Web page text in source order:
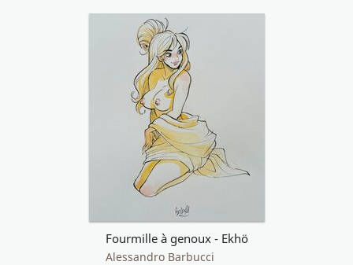
Fourmille à genoux - Ekhö
Alessandro Barbucci